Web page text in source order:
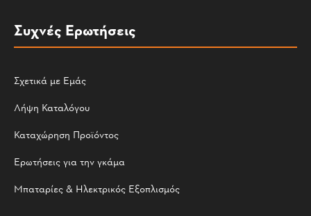
Συχνές Ερωτήσεις
Σχετικά με Εμάς
Λήψη Καταλόγου
Καταχώρηση Προϊόντος
Ερωτήσεις για την γκάμα
Μπαταρίες & Ηλεκτρικός Εξοπλισμός